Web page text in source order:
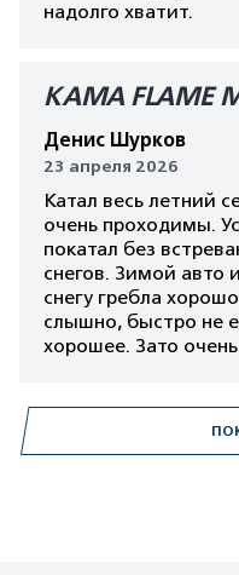
надолго хватит.
КАМА FLAME
Денис Шурков
23 апреля 2026
Катал весь летний
очень проходимы.
покатал без
снегов. Зимой авто
снегу гребла
слышно, быстро не
хорошее. Зато